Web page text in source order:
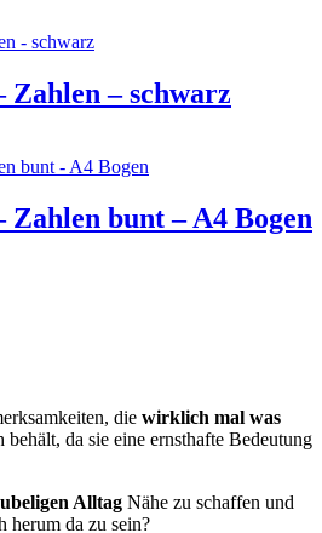
Zahlen – schwarz
bunt – A4 Bogen
die wirklich mal was
behält, da sie eine ernsthafte Bedeutung
Alltag Nähe zu schaffen und
herum da zu sein?